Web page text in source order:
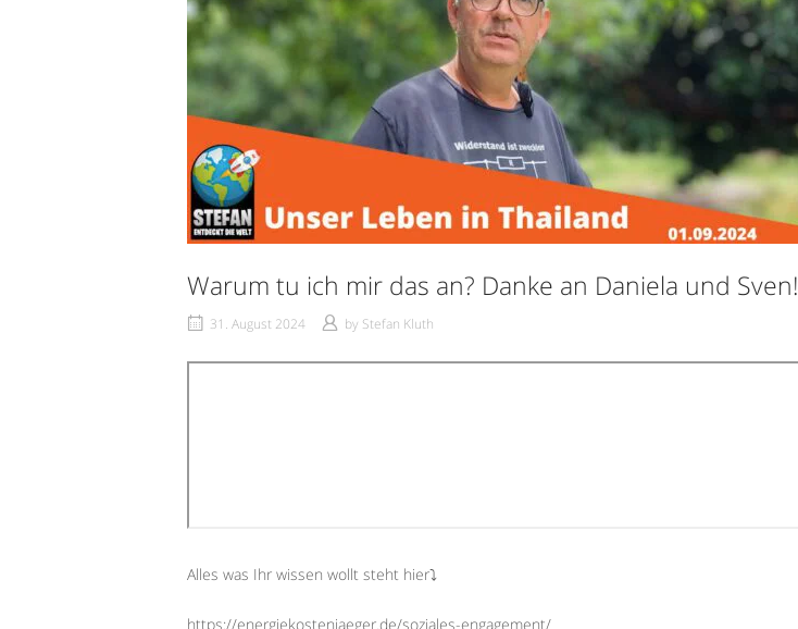
Warum tu ich mir das an? Danke an Daniela und Sven!
31. August 2024 by Stefan Kluth
Alles was Ihr wissen wollt steht hier⤵︎
https://energiekostenjaeger.de/soziales-engagement/